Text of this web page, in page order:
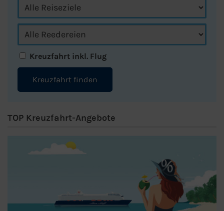
Kreuzfahrt inkl. Flug
Kreuzfahrt finden
TOP Kreuzfahrt-Angebote